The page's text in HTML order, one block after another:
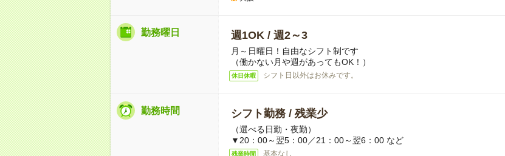
勤務曜日 週1OK / 週2～3
月～日曜日！自由なシフト制です
（働かない月や週があってもOK！）
休日休暇 シフト日以外はお休みです。
勤務時間 シフト勤務 / 残業少
（選べる日勤・夜勤）
▼20：00～翌5：00／21：00～翌6：00 など
残業時間 基本なし